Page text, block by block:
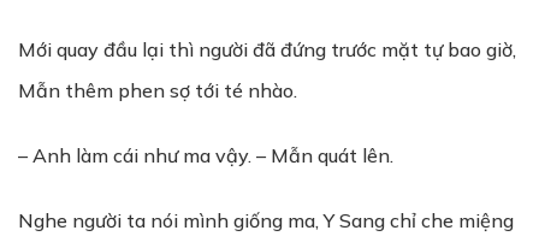
Mới quay đầu lại thì người đã đứng trước mặt tự bao giờ,
Mẫn thêm phen sợ tới té nhào.
– Anh làm cái như ma vậy. – Mẫn quát lên.
Nghe người ta nói mình giống ma, Y Sang chỉ che miệng